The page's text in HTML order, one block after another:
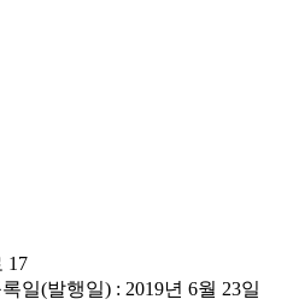
17
일(발행일) : 2019년 6월 23일